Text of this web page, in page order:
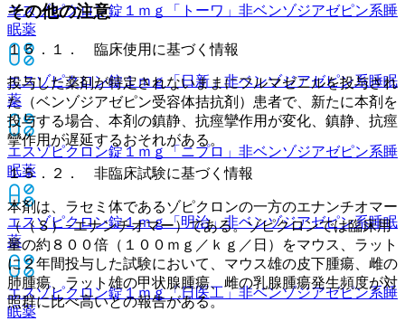
エスゾピクロン錠１ｍｇ「トーワ」 非ベンゾジアゼピン系睡
眠薬
エスゾピクロン錠１ｍｇ「日新」 非ベンゾジアゼピン系睡眠
薬
エスゾピクロン錠１ｍｇ「ニプロ」 非ベンゾジアゼピン系睡
眠薬
エスゾピクロン錠１ｍｇ「明治」非ベンゾジアゼピン系睡眠
薬
エスゾピクロン錠１ｍｇ「日医工」非ベンゾジアゼピン系睡
眠薬
その他の注意
１５．１． 臨床使用に基づく情報
投与した薬剤が特定されないままにフルマゼニルを投与され
た（ベンゾジアゼピン受容体拮抗剤）患者で、新たに本剤を
投与する場合、本剤の鎮静、抗痙攣作用が変化、鎮静、抗痙
攣作用が遅延するおそれがある。
１５．２． 非臨床試験に基づく情報
本剤は、ラセミ体であるゾピクロンの一方のエナンチオマー
（（Ｓ）−エナンチオマー）である。ゾピクロンでは臨床用
量の約８００倍（１００ｍｇ／ｋｇ／日）をマウス、ラット
に２年間投与した試験において、マウス雄の皮下腫瘍、雌の
肺腫瘍、ラット雄の甲状腺腫瘍、雌の乳腺腫瘍発生頻度が対
照群に比べ高いとの報告がある。